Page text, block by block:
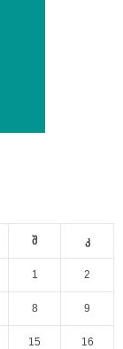
შ კ
1 2
8 9
15 16